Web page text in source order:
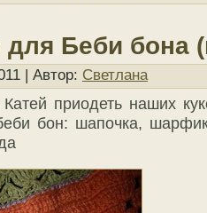
для Беби бона
| Автор: Светлана
приодеть наших
бон: шапочка,